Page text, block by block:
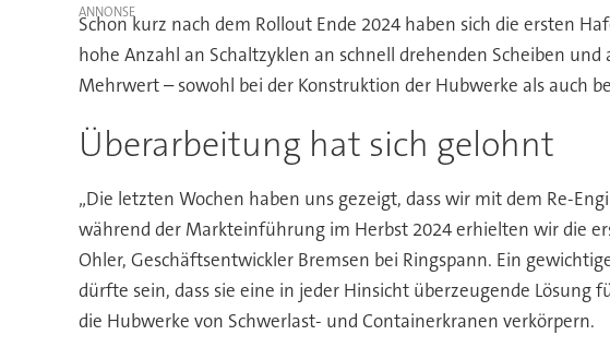
Schon kurz nach dem Rollout Ende 2024 haben sich die ersten
hohe Anzahl an Schaltzyklen an schnell drehenden Scheiben
Mehrwert – sowohl bei der Konstruktion der Hubwerke als auch
Überarbeitung hat sich gelohnt
„Die letzten Wochen haben uns gezeigt, dass wir mit dem Re-
während der Markteinführung im Herbst 2024 erhielten wir die
Ohler, Geschäftsentwickler Bremsen bei Ringspann. Ein
dürfte sein, dass sie eine in jeder Hinsicht überzeugende
die Hubwerke von Schwerlast- und Containerkranen verkörpern.